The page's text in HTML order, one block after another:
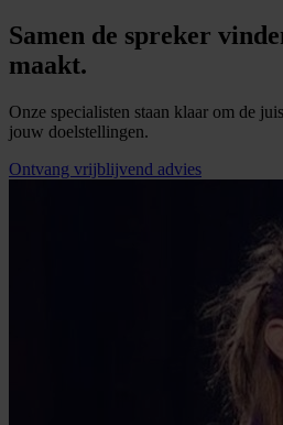
Samen de spreker
maakt.
Onze specialisten staan klaar om de
jouw doelstellingen.
Ontvang vrijblijvend advies